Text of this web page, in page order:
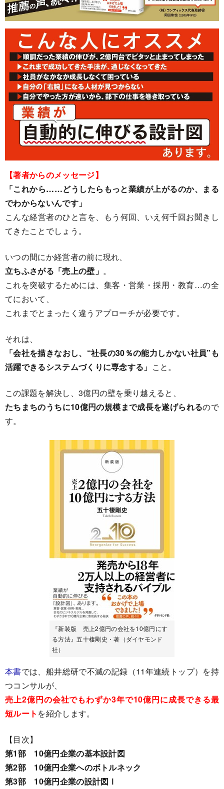
【著者からのメッセージ】
「これから……どうしたらもっと業績が上がるのか、まる
でわからないんです」
こんな経営者のひと言を、もう何回、いえ何千回お聞きし
てきたことでしょう。
いつの間にか経営者の前に現れ、
立ちふさがる「売上の壁」 。
これを突破するためには、集客・営業・採用・教育…の全
てにおいて、
これまでとまったく違うアプローチが必要です。
それは、
「会社を描きなおし、“社長の30％の能力しかない社員”も
活躍できるシステムづくりに専念する」 こと。
この課題を解決し、3億円の壁を乗り越えると、
たちまちのうちに10億円の規模まで成長を遂げられるので
す。
『新装版 売上2億円の会社を10億円にす
る方法』五十棲剛史・著（ダイヤモンド
社）
本書では、船井総研で不滅の記録（11年連続トップ）を持
つコンサルが、
売上2億円の会社でもわずか3年で10億円に成長できる最
短ルート を紹介します。
【目次】
第1部 10億円企業の基本設計図
第2部 10億円企業へのボトルネック
第3部 10億円企業の設計図Ⅰ